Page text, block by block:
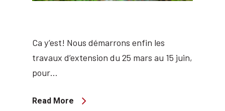
Ca y’est! Nous démarrons enfin les
travaux d’extension du 25 mars au 15 juin,
pour…
Read More